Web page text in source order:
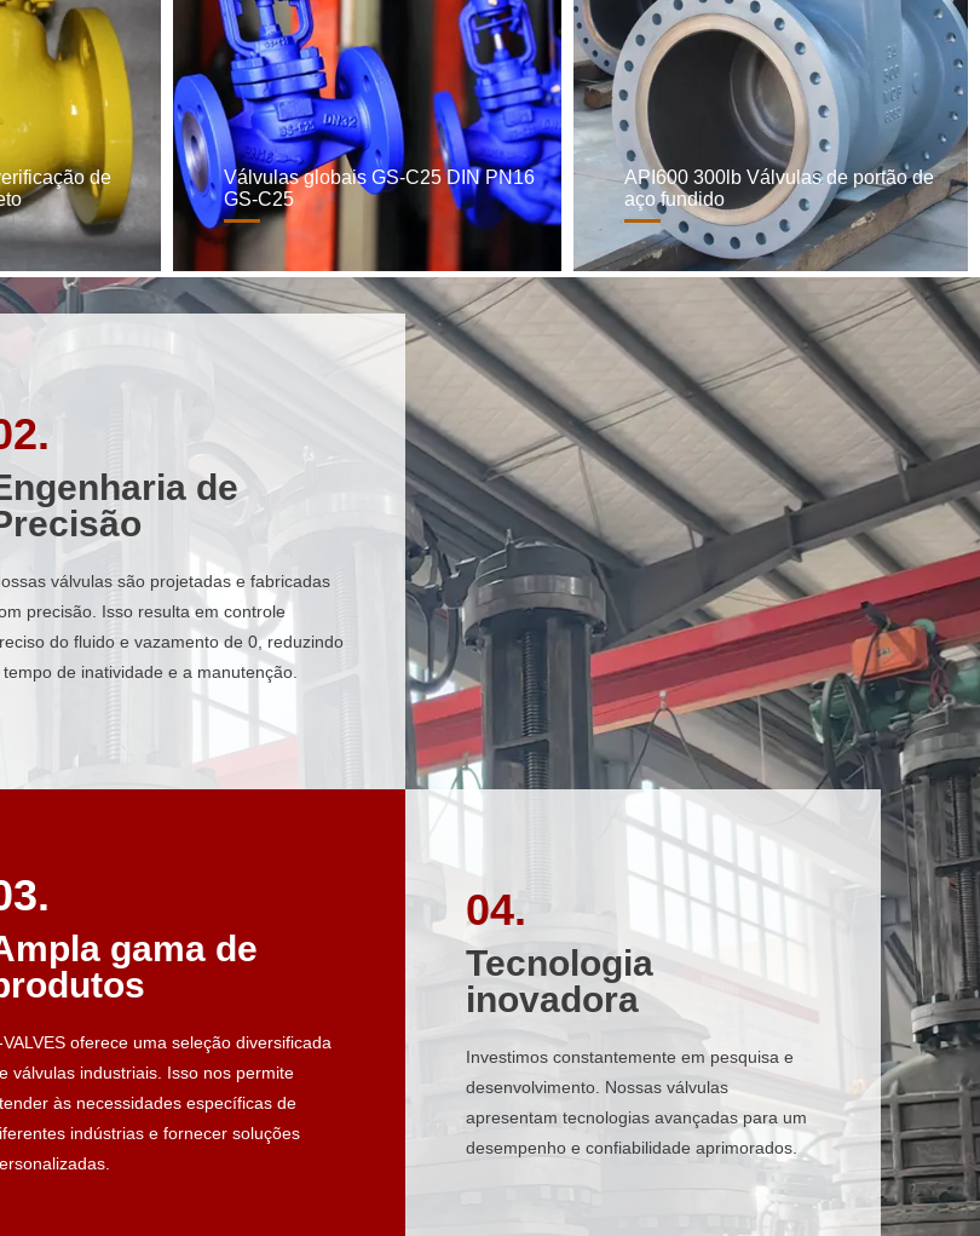
de
Válvulas globais GS-C25 DIN PN16
GS-C25
API600 300lb Válvulas de portão de
aço fundido
de
válvulas são projetadas e fabricadas
precisão. Isso resulta em controle
do fluido e vazamento de 0, reduzindo
tempo de inatividade e a manutenção.
02.
Engenharia de
Precisão
Nossas válvulas são projetadas e fabricadas
com precisão. Isso resulta em controle
do fluido e vazamento de 0, reduzindo
o tempo de inatividade e a manutenção.
gama de
VALVES oferece uma seleção diversificada
válvulas industriais. Isso nos permite
às necessidades específicas de
indústrias e fornecer soluções
Ampla gama de
J-VALVES oferece uma seleção diversificada
de válvulas industriais. Isso nos permite
atender às necessidades específicas de
diferentes indústrias e fornecer soluções
04.
Tecnologia
inovadora
Investimos constantemente em pesquisa e
desenvolvimento. Nossas válvulas
apresentam tecnologias avançadas para um
desempenho e confiabilidade aprimorados.
04.
Tecnologia
inovadora
Investimos constantemente em pesquisa e
desenvolvimento. Nossas válvulas
apresentam tecnologias avançadas para um
desempenho e confiabilidade aprimorados.